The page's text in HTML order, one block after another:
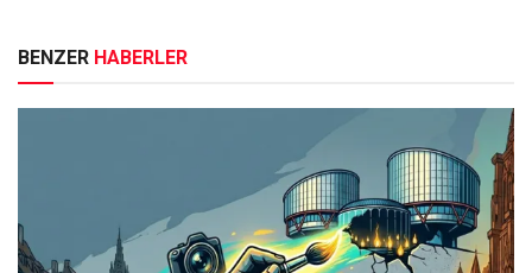
BENZER HABERLER